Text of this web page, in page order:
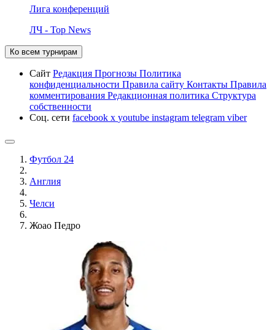
Лига конференций
ЛЧ - Top News
Ко всем турнирам
Сайт Редакция Прогнозы Политика
конфиденциальности Правила сайту Контакты Правила
комментирования Редакционная политика Структура
собственности
Соц. сети facebook x youtube instagram telegram viber
Футбол 24
Англия
Челси
Жоао Педро